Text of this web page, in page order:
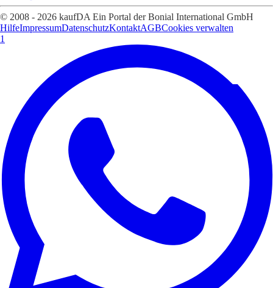
© 2008 - 2026 kaufDA Ein Portal der Bonial International GmbH
HilfeImpressumDatenschutzKontaktAGBCookies verwalten
1